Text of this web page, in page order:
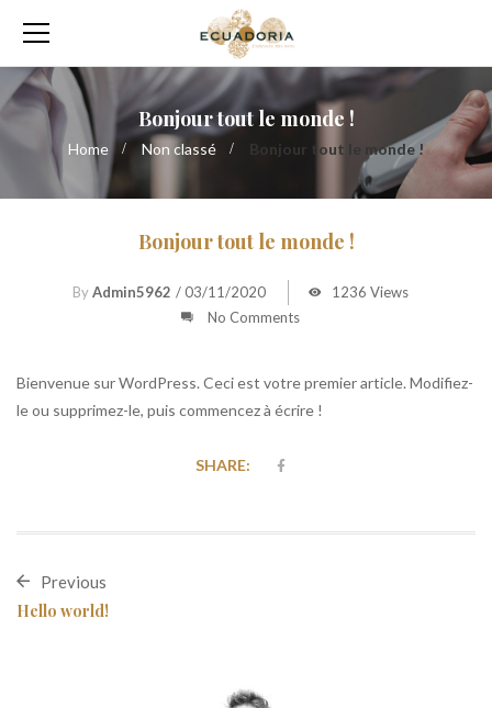
Bonjour tout le monde !
Home Non classé Bonjour tout le monde !
Bonjour tout le monde !
ByAdmin5962 /03/11/2020
1236 Views
No Comments
Bienvenue sur WordPress. Ceci est votre premier article. Modifiez-
le ou supprimez-le, puis commencez à écrire !
SHARE:
Previous
Hello world!